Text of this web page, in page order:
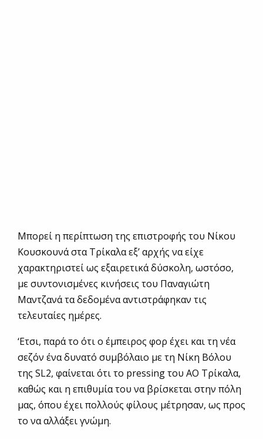
Μπορεί η περίπτωση της επιστροφής του Νίκου
Κουσκουνά στα Τρίκαλα εξ’ αρχής να είχε
χαρακτηριστεί ως εξαιρετικά δύσκολη, ωστόσο,
με συντονισμένες κινήσεις του Παναγιώτη
Μαντζανά τα δεδομένα αντιστράφηκαν τις
τελευταίες ημέρες.
‘Ετσι, παρά το ότι ο έμπειρος φορ έχει και τη νέα
σεζόν ένα δυνατό συμβόλαιο με τη Νίκη Βόλου
της SL2, φαίνεται ότι το pressing του ΑΟ Τρίκαλα,
καθώς και η επιθυμία του να βρίσκεται στην πόλη
μας, όπου έχει πολλούς φίλους μέτρησαν, ως προς
το να αλλάξει γνώμη.